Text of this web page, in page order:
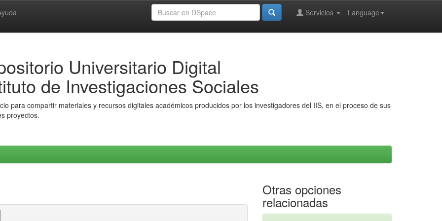
Language
Servicios
Universitario Digital
de Investigaciones Sociales
para compartir materiales y recursos digitales académicos producidos por los investigadores del IIS, en el proceso de sus
proyectos.
Otras opciones
relacionadas